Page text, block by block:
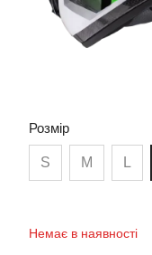
Розмір
S M L
Немає в наявності